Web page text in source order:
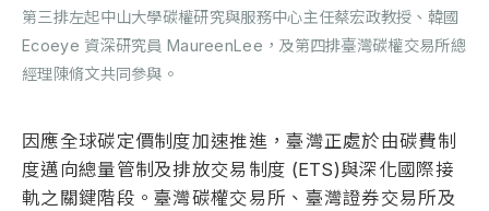
第三排左起中山大學碳權研究與服務中心主任蔡宏政教授、韓國
Ecoeye 資深研究員 MaureenLee，及第四排臺灣碳權交易所總
經理陳脩文共同參與。
因應全球碳定價制度加速推進，臺灣正處於由碳費制
度邁向總量管制及排放交易制度 (ETS)與深化國際接
軌之關鍵階段。臺灣碳權交易所、臺灣證券交易所及